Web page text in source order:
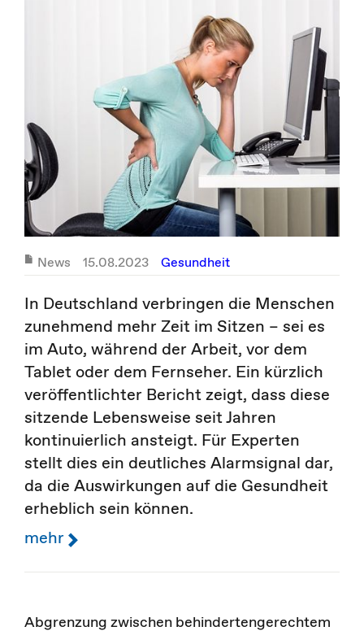
News 15.08.2023 Gesundheit
In Deutschland verbringen die Menschen
zunehmend mehr Zeit im Sitzen – sei es
im Auto, während der Arbeit, vor dem
Tablet oder dem Fernseher. Ein kürzlich
veröffentlichter Bericht zeigt, dass diese
sitzende Lebensweise seit Jahren
kontinuierlich ansteigt. Für Experten
stellt dies ein deutliches Alarmsignal dar,
da die Auswirkungen auf die Gesundheit
erheblich sein können.
mehr
Abgrenzung zwischen behindertengerechtem